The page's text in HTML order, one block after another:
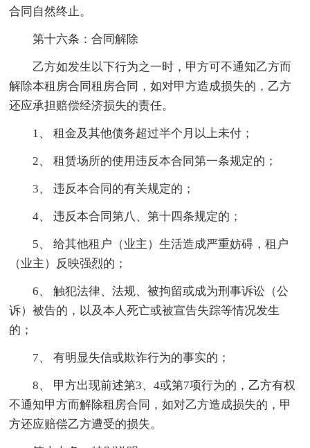
合同自然终止。
第十六条：合同解除
乙方如发生以下行为之一时，甲方可不通知乙方而
解除本租房合同租房合同，如对甲方造成损失的，乙方
还应承担赔偿经济损失的责任。
1、 租金及其他债务超过半个月以上未付；
2、 租赁场所的使用违反本合同第一条规定的；
3、 违反本合同的有关规定的；
4、 违反本合同第八、第十四条规定的；
5、 给其他租户（业主）生活造成严重妨碍，租户
（业主）反映强烈的；
6、 触犯法律、法规、被拘留或成为刑事诉讼（公
诉）被告的，以及本人死亡或被宣告失踪等情况发生
的；
7、 有明显失信或欺诈行为的事实的；
8、 甲方出现前述第3、4或第7项行为的，乙方有权
不通知甲方而解除租房合同，如对乙方造成损失的，甲
方还应赔偿乙方遭受的损失。